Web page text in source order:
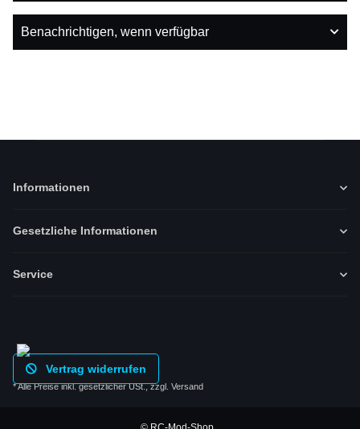
Benachrichtigen, wenn verfügbar
Informationen
Gesetzliche Informationen
Service
Vertrag widerrufen
* Alle Preise inkl. gesetzlicher USt., zzgl. Versand